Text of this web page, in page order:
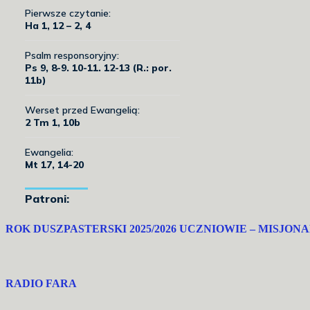
ROK DUSZPASTERSKI 2025/2026 UCZNIOWIE –
RADIO FARA